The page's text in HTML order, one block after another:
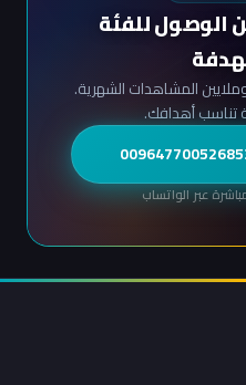
الوصول للفئة
المشاهدات الشهرية.
تناسب أهدافك.
عبر الواتساب